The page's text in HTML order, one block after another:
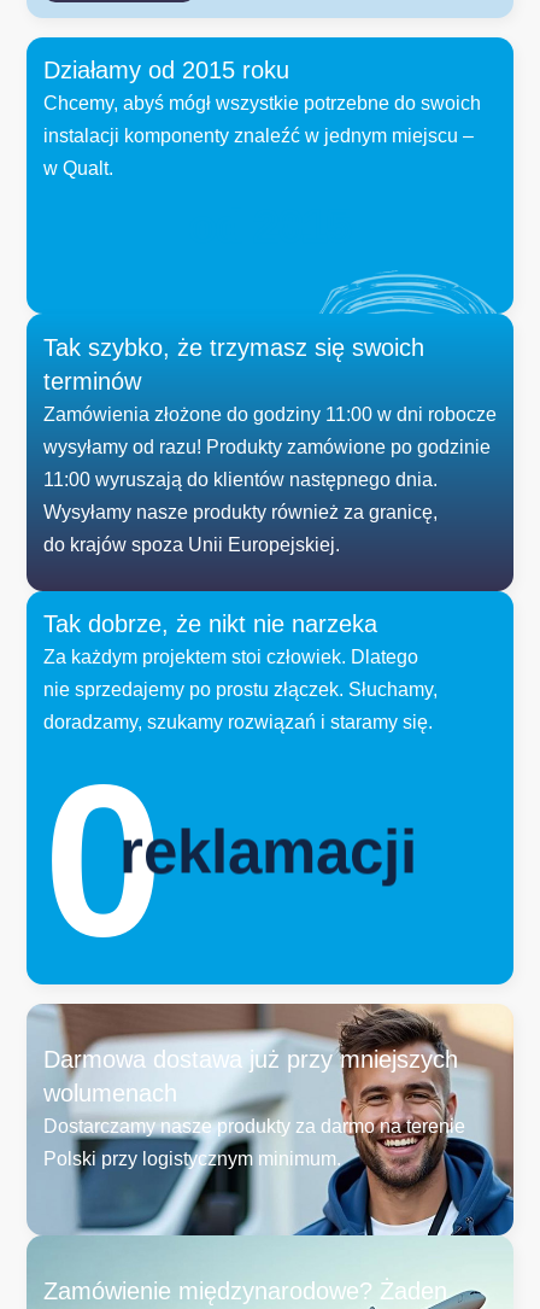
Działamy od 2015 roku
Chcemy, abyś mógł wszystkie potrzebne do swoich
instalacji komponenty znaleźć w jednym miejscu –
w Qualt.
Tak szybko, że trzymasz się swoich
terminów
Zamówienia złożone do godziny 11:00 w dni robocze
wysyłamy od razu! Produkty zamówione po godzinie
11:00 wyruszają do klientów następnego dnia.
Wysyłamy nasze produkty również za granicę,
do krajów spoza Unii Europejskiej.
Tak dobrze, że nikt nie narzeka
Za każdym projektem stoi człowiek. Dlatego
nie sprzedajemy po prostu złączek. Słuchamy,
doradzamy, szukamy rozwiązań i staramy się.
0reklamacji
Darmowa dostawa już przy mniejszych
wolumenach
Dostarczamy nasze produkty za darmo na terenie
Polski przy logistycznym minimum.
Zamówienie międzynarodowe? Żaden